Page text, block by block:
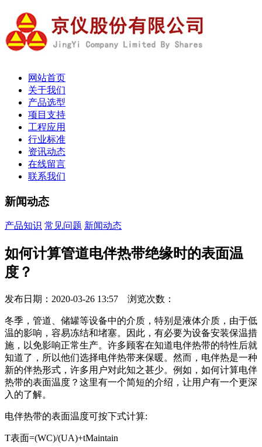
网站首页
关于我们
产品选型
项目支持
工程应用
行业标准
资讯动态
在线留言
联系我们
新闻动态
产品知识 常见问题 新闻动态
如何计算管道电伴热带绝缘时的表面温
度？
发布日期：2020-03-26 13:57 浏览次数：
冬季，管道、储罐等设备中的介质，特别是液体介质，由于低
温的影响，容易冻结和堵塞。因此，有必要为设备安装保温措
施，以免影响正常生产。许多顾客在知道电伴热带的特性后就
知道了，所以他们选择电伴热带来保暖。然而，电伴热是一种
新的伴热形式，许多用户对此知之甚少。例如，如何计算电伴
热带的表面温度？这里有一个简短的介绍，让用户有一个更深
入的了解。
电伴热带的表面温度可按下式计算:
T表面=(WC)/(UA)+tMaintain